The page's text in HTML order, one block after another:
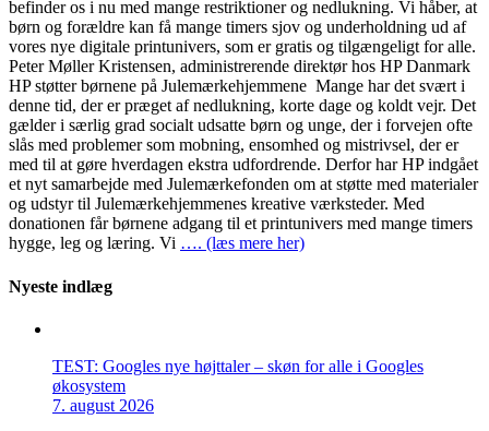
befinder os i nu med mange restriktioner og nedlukning. Vi håber, at
børn og forældre kan få mange timers sjov og underholdning ud af
vores nye digitale printunivers, som er gratis og tilgængeligt for alle.
Peter Møller Kristensen, administrerende direktør hos HP Danmark
HP støtter børnene på Julemærkehjemmene Mange har det svært i
denne tid, der er præget af nedlukning, korte dage og koldt vejr. Det
gælder i særlig grad socialt udsatte børn og unge, der i forvejen ofte
slås med problemer som mobning, ensomhed og mistrivsel, der er
med til at gøre hverdagen ekstra udfordrende. Derfor har HP indgået
et nyt samarbejde med Julemærkefonden om at støtte med materialer
og udstyr til Julemærkehjemmenes kreative værksteder. Med
donationen får børnene adgang til et printunivers med mange timers
hygge, leg og læring. Vi …. (læs mere her)
Nyeste indlæg
TEST: Googles nye højttaler – skøn for alle i Googles
økosystem
7. august 2026